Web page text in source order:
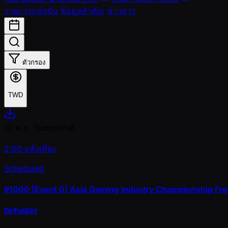
รายการแข่งขัน ข้อมูลสำคัญ ข่าวสาร
ตัวกรอง
TWD
2:00 หลังเที่ยง
Scheduled
#1000 [Event 0] Asia Gaming Industry Championship
ปิดรับสมัคร